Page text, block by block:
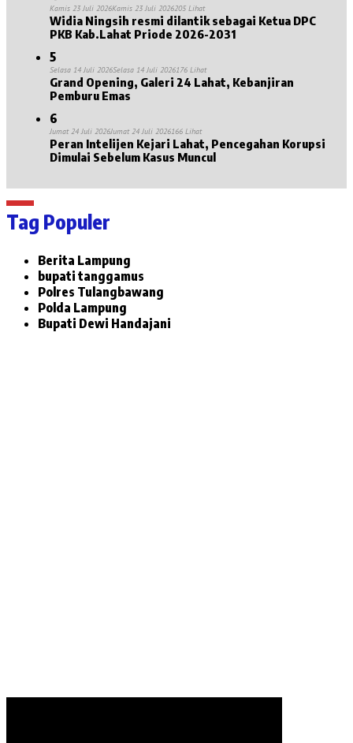
Kamis 23 Juli 2026Kamis 23 Juli 2026205 Lihat
Widia Ningsih resmi dilantik sebagai Ketua DPC
PKB Kab.Lahat Priode 2026-2031
5
Selasa 14 Juli 2026Selasa 14 Juli 2026176 Lihat
Grand Opening, Galeri 24 Lahat, Kebanjiran
Pemburu Emas
6
Jumat 24 Juli 2026Jumat 24 Juli 2026166 Lihat
Peran Intelijen Kejari Lahat, Pencegahan Korupsi
Dimulai Sebelum Kasus Muncul
Tag Populer
Berita Lampung
bupati tanggamus
Polres Tulangbawang
Polda Lampung
Bupati Dewi Handajani